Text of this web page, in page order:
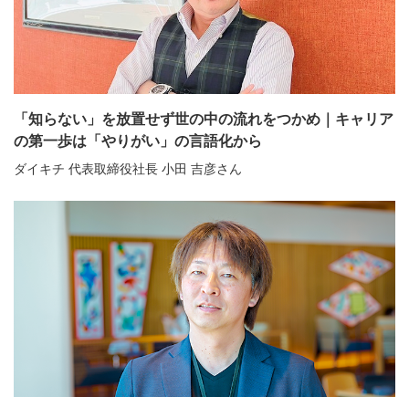
「知らない」を放置せず世の中の流れをつかめ｜キャリア
の第一歩は「やりがい」の言語化から
ダイキチ 代表取締役社長 小田 吉彦さん